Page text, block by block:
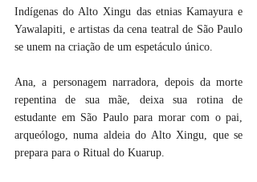
Indígenas do Alto Xingu das etnias Kamayura e
Yawalapiti, e artistas da cena teatral de São Paulo
se unem na criação de um espetáculo único.
Ana, a personagem narradora, depois da morte
repentina de sua mãe, deixa sua rotina de
estudante em São Paulo para morar com o pai,
arqueólogo, numa aldeia do Alto Xingu, que se
prepara para o Ritual do Kuarup.